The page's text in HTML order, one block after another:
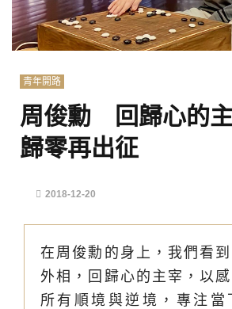
青年開路
周俊勳 回歸心的
歸零再出征
2018-12-20
在周俊勳的身上，我們看
外相，回歸心的主宰，以
所有順境與逆境，專注當